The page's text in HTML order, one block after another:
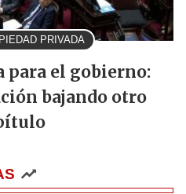
PRIVADA
para el gobierno:
bajando otro